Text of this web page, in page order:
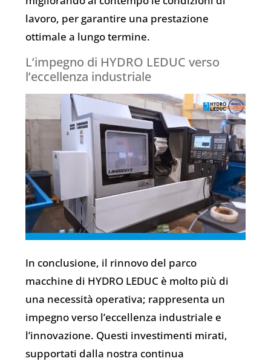
lavoro, per garantire una prestazione
ottimale a lungo termine.
L’impegno di HYDRO LEDUC verso
l’eccellenza industriale
In conclusione, il rinnovo del parco
macchine di HYDRO LEDUC è molto più di
una necessità operativa; rappresenta un
impegno verso l’eccellenza industriale e
l’innovazione. Questi investimenti mirati,
supportati dalla nostra continua